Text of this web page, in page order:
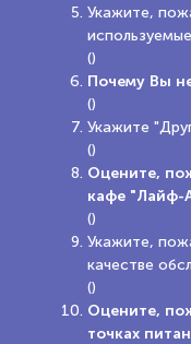
Укажите,
()
Почему Вы
()
Укажите
()
Оцените,
кафе "Лайф-
()
Укажите,
качестве
()
Оцените,
точках